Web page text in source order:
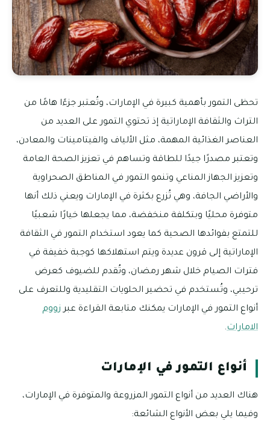
تحظى التمور بأهمية كبيرة في الإمارات، وتُعتبر جزءًا هامًا من
التراث والثقافة الإماراتية إذ تحتوي التمور على العديد من
العناصر الغذائية المهمة، مثل الألياف والفيتامينات والمعادن،
وتعتبر مصدرًا جيدًا للطاقة وتساهم في تعزيز الصحة العامة
وتعزيز الجهاز المناعي وتنمو التمور في المناطق الصحراوية
والأراضي الجافة، وهي تُزرع بكثرة في الإمارات ويعني ذلك أنها
متوفرة محليًا وبتكلفة منخفضة، مما يجعلها خيارًا شعبيًا
للتمتع بفوائدها الصحية كما يعود استخدام التمور في الثقافة
الإماراتية إلى قرون عديدة ويتم استهلاكها كوجبة خفيفة في
فترات الصيام خلال شهر رمضان، وتُقدم للضيوف كعرض
ترحيبي، وتُستخدم في تحضير الحلويات التقليدية وللتعرف على
أنواع التمور في الإمارات يمكنك متابعة القراءة عبر زووم
الامارات.
أنواع التمور في الإمارات
هناك العديد من أنواع التمور المزروعة والمتوفرة في الإمارات،
وفيما يلي بعض الأنواع الشائعة: